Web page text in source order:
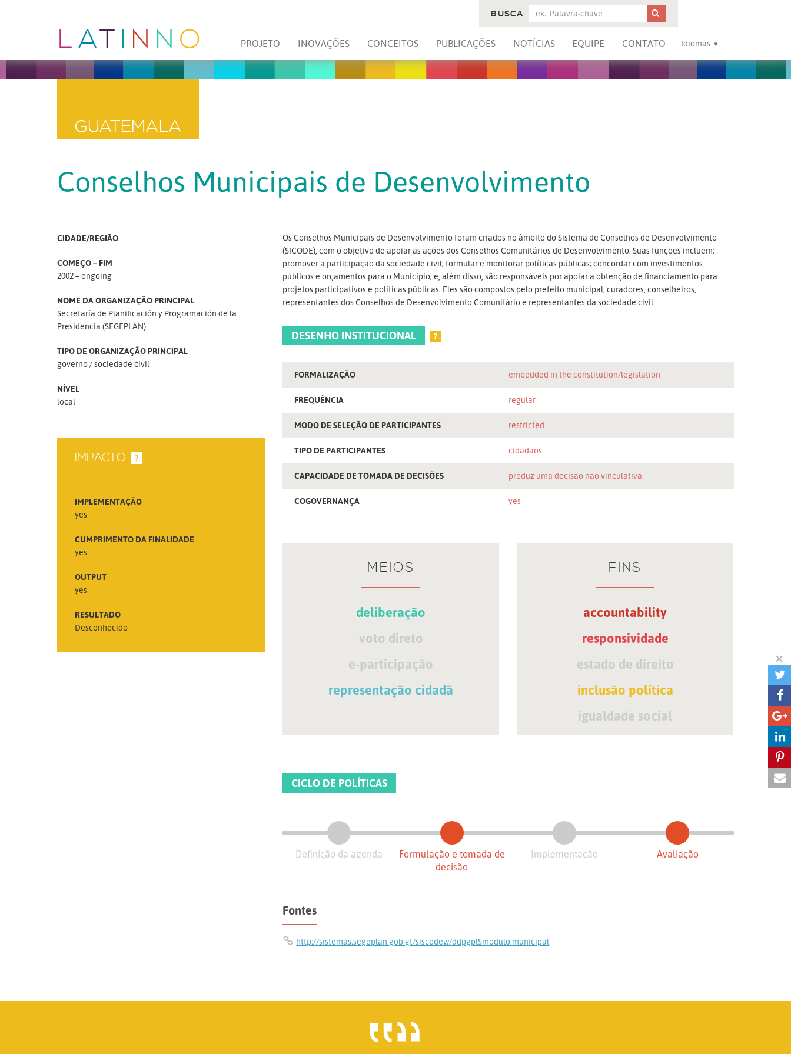
PROJETO INOVAÇÕES CONCEITOS PUBLICAÇÕES NOTÍCIAS EQUIPE CONTATO Idiomas
BUSCA
GUATEMALA
Conselhos Municipais de Desenvolvimento
CIDADE/REGIÃO
COMEÇO – FIM
2002 – ongoing
NOME DA ORGANIZAÇÃO PRINCIPAL
Secretaría de Planificación y Programación de la
Presidencia (SEGEPLAN)
TIPO DE ORGANIZAÇÃO PRINCIPAL
governo
sociedade civil
NÍVEL
local
IMPACTO ?
IMPLEMENTAÇÃO
yes
CUMPRIMENTO DA FINALIDADE
yes
OUTPUT
yes
RESULTADO
Desconhecido
Os Conselhos Municipais de Desenvolvimento foram criados no âmbito do Sistema de Conselhos de Desenvolvimento
(SICODE), com o objetivo de apoiar as ações dos Conselhos Comunitários de Desenvolvimento. Suas funções incluem:
promover a participação da sociedade civil; formular e monitorar políticas públicas; concordar com investimentos
públicos e orçamentos para o Município; e, além disso, são responsáveis por apoiar a obtenção de financiamento para
projetos participativos e políticas públicas. Eles são compostos pelo prefeito municipal, curadores, conselheiros,
representantes dos Conselhos de Desenvolvimento Comunitário e representantes da sociedade civil.
DESENHO INSTITUCIONAL ?
FORMALIZAÇÃO embedded in the constitution/legislation
FREQUÊNCIA regular
MODO DE SELEÇÃO DE PARTICIPANTES restricted
TIPO DE PARTICIPANTES cidadãos
CAPACIDADE DE TOMADA DE DECISÕES produz uma decisão não vinculativa
COGOVERNANÇA yes
MEIOS
deliberação
voto direto
e-participação
representação cidadã
FINS
accountability
responsividade
estado de direito
inclusão política
igualdade social
CICLO DE POLÍTICAS
Definição da agenda
Formulação e tomada de
decisão
Implementação Avaliação
Fontes
http://sistemas.segeplan.gob.gt/siscodew/ddpgpl$modulo.municipal